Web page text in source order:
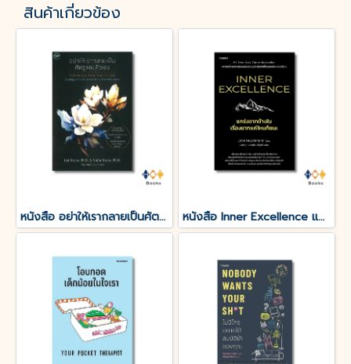
สินค้าเกี่ยวข้อง
หนังสือ อย่าให้เรากลายเป็นศัตรูของตัวเอง หนังสือ Inner Excellence แกร่งจากข้างใน เรื่องยากแค่ไหนก็ชนะ